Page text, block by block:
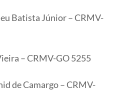
Batista Júnior – CRMV-
– CRMV-GO 5255
de Camargo – CRMV-